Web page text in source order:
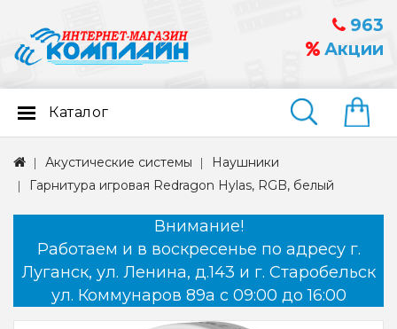
963
Акции
Найти
Каталог
Акустические системы
Наушники
Гарнитура игровая Redragon Hylas, RGB, белый
Внимание!
Работаем и в воскресенье по адресу г.
Луганск, ул. Ленина, д.143 и г. Старобельск
ул. Коммунаров 89а с 09:00 до 16:00